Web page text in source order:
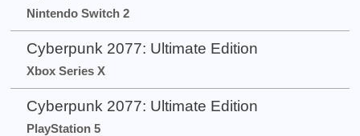
Nintendo Switch 2
Cyberpunk 2077: Ultimate Edition
Xbox Series X
Cyberpunk 2077: Ultimate Edition
PlayStation 5